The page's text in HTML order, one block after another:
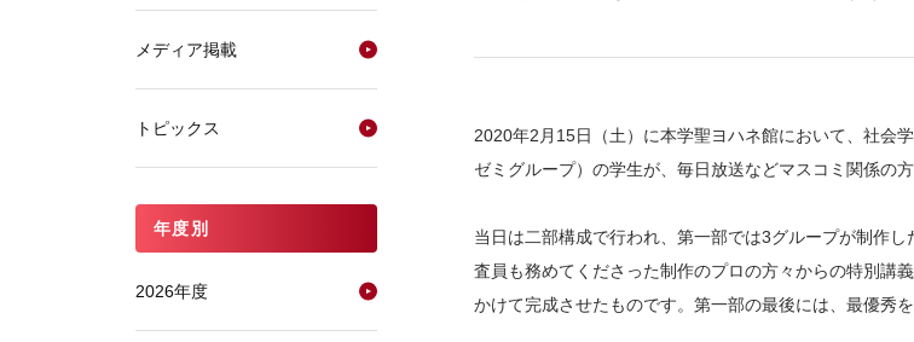
2020年2月15日（土）に本学聖ヨハネ館において、社会
ゼミグループ）の学生が、毎日放送などマスコミ関係の
当日は二部構成で行われ、第一部では3グループが制作
査員も務めてくださった制作のプロの方々からの特別講
かけて完成させたものです。第一部の最後には、最優秀
メディア掲載
トピックス
年度別
2026年度